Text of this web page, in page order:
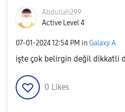
Abdullah299
Active Level 4
‎07-01-202412:54 PM in Galaxy A
işte çok belirgin değil dikkatli
0 Likes